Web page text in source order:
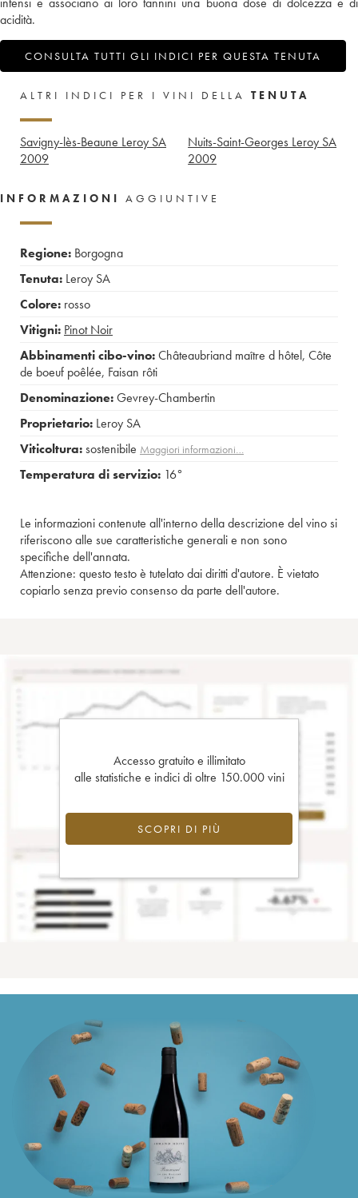
acidità.
CONSULTA TUTTI GLI INDICI PER QUESTA TENUTA
ALTRI INDICI PER I VINI DELLA TENUTA
Savigny-lès-Beaune Leroy SA
2009
Nuits-Saint-Georges Leroy SA
2009
INFORMAZIONI AGGIUNTIVE
Regione: Borgogna
Tenuta: Leroy SA
Colore: rosso
Vitigni: Pinot Noir
Abbinamenti cibo-vino:Châteaubriand maître d hôtel, Côte
de boeuf poêlée, Faisan rôti
Denominazione:Gevrey-Chambertin
Proprietario: Leroy SA
Viticoltura:sostenibile Maggiori informazioni…
Temperatura di servizio: 16°
Le informazioni contenute all'interno della descrizione del vino si
riferiscono alle sue caratteristiche generali e non sono
specifiche dell'annata.
Attenzione: questo testo è tutelato dai diritti d'autore. È vietato
copiarlo senza previo consenso da parte dell'autore.
Accesso gratuito e illimitato
alle statistiche e indici di oltre 150.000 vini
SCOPRI DI PIÙ